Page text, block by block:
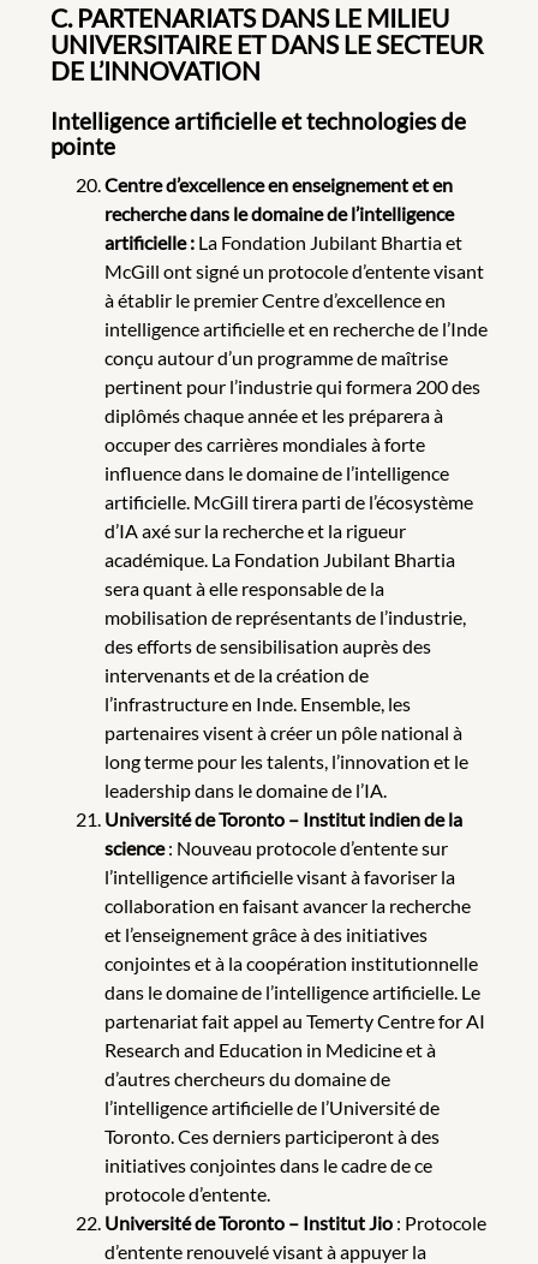
C. PARTENARIATS DANS LE MILIEU
UNIVERSITAIRE ET DANS LE SECTEUR
DE L’INNOVATION
Intelligence artificielle et technologies de
pointe
Centre d’excellence en enseignement et en
recherche dans le domaine de l’intelligence
artificielle : La Fondation Jubilant Bhartia et
McGill ont signé un protocole d’entente visant
à établir le premier Centre d’excellence en
intelligence artificielle et en recherche de l’Inde
conçu autour d’un programme de maîtrise
pertinent pour l’industrie qui formera 200 des
diplômés chaque année et les préparera à
occuper des carrières mondiales à forte
influence dans le domaine de l’intelligence
artificielle. McGill tirera parti de l’écosystème
d’IA axé sur la recherche et la rigueur
académique. La Fondation Jubilant Bhartia
sera quant à elle responsable de la
mobilisation de représentants de l’industrie,
des efforts de sensibilisation auprès des
intervenants et de la création de
l’infrastructure en Inde. Ensemble, les
partenaires visent à créer un pôle national à
long terme pour les talents, l’innovation et le
leadership dans le domaine de l’IA.
Université de Toronto – Institut indien de la
science: Nouveau protocole d’entente sur
l’intelligence artificielle visant à favoriser la
collaboration en faisant avancer la recherche
et l’enseignement grâce à des initiatives
conjointes et à la coopération institutionnelle
dans le domaine de l’intelligence artificielle. Le
partenariat fait appel au Temerty Centre for AI
Research and Education in Medicine et à
d’autres chercheurs du domaine de
l’intelligence artificielle de l’Université de
Toronto. Ces derniers participeront à des
initiatives conjointes dans le cadre de ce
protocole d’entente.
Université de Toronto – Institut Jio : Protocole
d’entente renouvelé visant à appuyer la